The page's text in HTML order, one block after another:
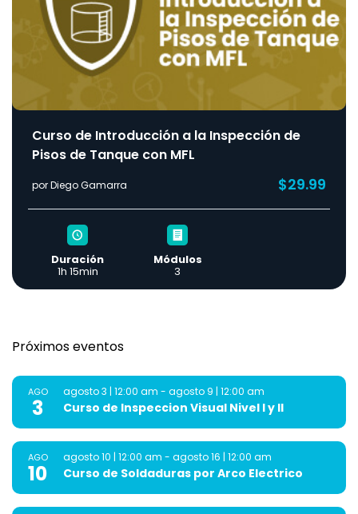
Curso de Introducción a la Inspección de
Pisos de Tanque con MFL
por Diego Gamarra $29.99
Duración
1h 15min
Módulos
3
Próximos eventos
AGO
3
agosto 3 | 12:00 am - agosto 9 | 12:00 am
Curso de Inspeccion Visual Nivel I y II
AGO
10
agosto 10 | 12:00 am - agosto 16 | 12:00 am
Curso de Soldaduras por Arco Electrico